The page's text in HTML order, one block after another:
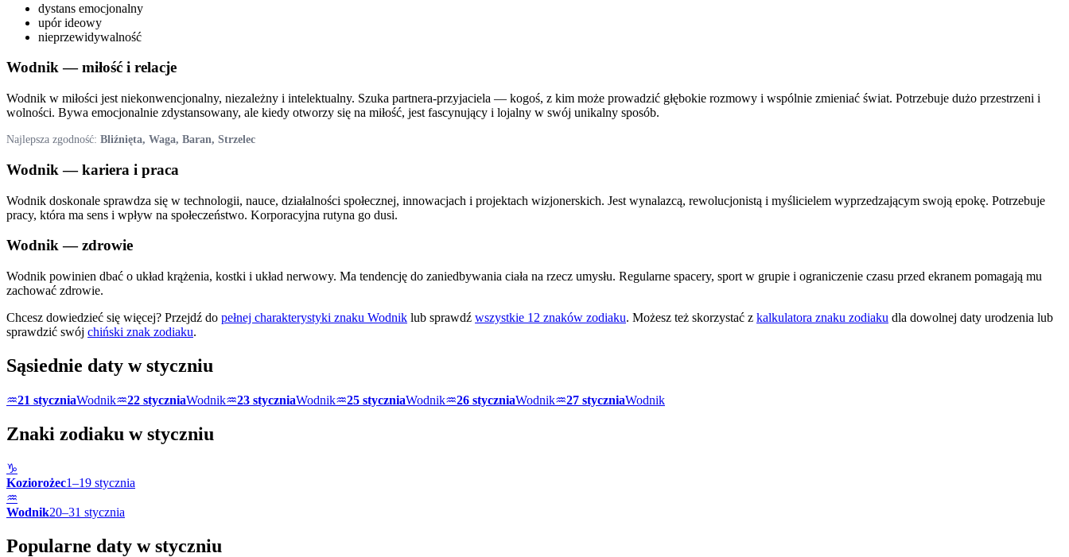
dystans emocjonalny
upór ideowy
nieprzewidywalność
Wodnik— miłość i relacje
Wodnik w miłości jest niekonwencjonalny, niezależny i intelektualny. Szuka partnera-przyjaciela — kogoś, z kim może prowadzić głębokie rozmowy i wspólnie zmieniać świat. Potrzebuje dużo przestrzeni i
wolności. Bywa emocjonalnie zdystansowany, ale kiedy otworzy się na miłość, jest fascynujący i lojalny w swój unikalny sposób.
Najlepsza zgodność: Bliźnięta, Waga, Baran, Strzelec
Wodnik — kariera i praca
Wodnik doskonale sprawdza się w technologii, nauce, działalności społecznej, innowacjach i projektach wizjonerskich. Jest wynalazcą, rewolucjonistą i myślicielem wyprzedzającym swoją epokę. Potrzebuje
pracy, która ma sens i wpływ na społeczeństwo. Korporacyjna rutyna go dusi.
Wodnik— zdrowie
Wodnik powinien dbać o układ krążenia, kostki i układ nerwowy. Ma tendencję do zaniedbywania ciała na rzecz umysłu. Regularne spacery, sport w grupie i ograniczenie czasu przed ekranem pomagają mu
zachować zdrowie.
Chcesz dowiedzieć się więcej? Przejdź do pełnej charakterystyki znaku Wodnik lub sprawdź wszystkie 12 znaków zodiaku. Możesz też skorzystać z kalkulatora znaku zodiaku dla dowolnej daty urodzenia lub
sprawdzić swój chiński znak zodiaku.
Sąsiednie daty wstyczniu
♒21 styczniaWodnik♒22 styczniaWodnik♒23 styczniaWodnik♒25 styczniaWodnik♒26 styczniaWodnik♒27 styczniaWodnik
Znaki zodiaku wstyczniu
♑
Koziorożec1–19 stycznia
♒
Wodnik20–31 stycznia
Popularne daty wstyczniu